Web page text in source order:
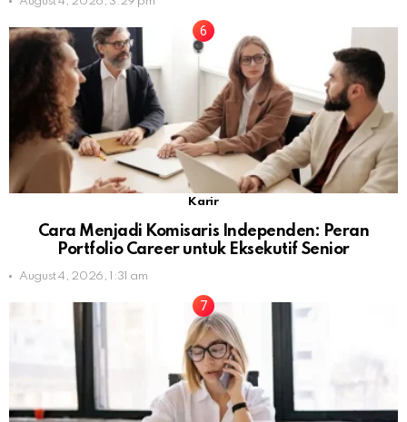
Karir
Cara Menjadi Komisaris Independen: Peran
Portfolio Career untuk Eksekutif Senior
August 4, 2026, 1:31 am